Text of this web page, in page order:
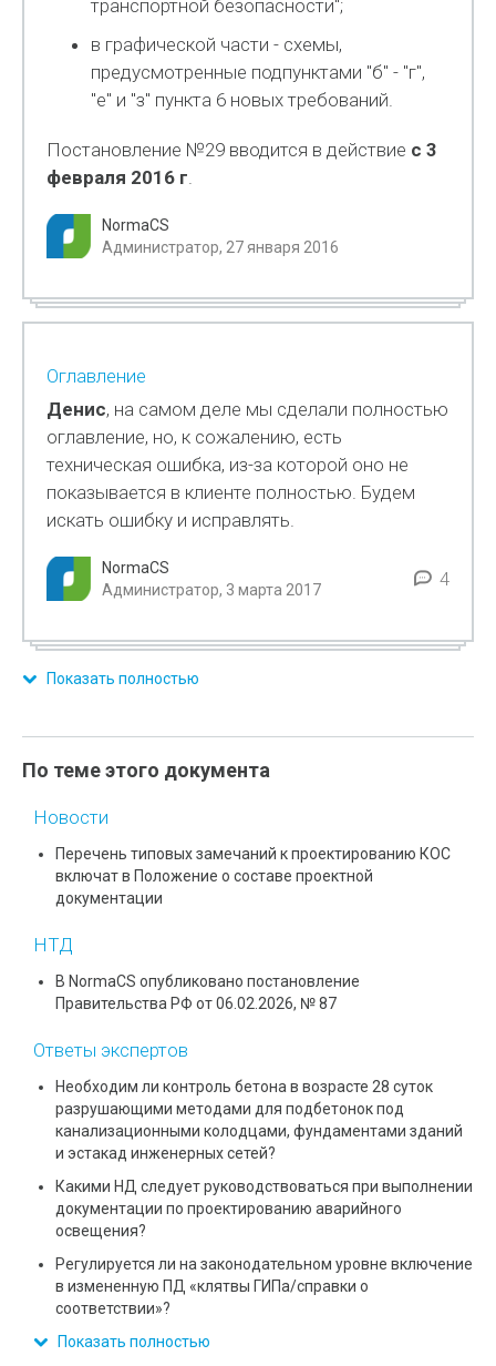
транспортной безопасности";
в графической части - схемы,
предусмотренные подпунктами "б" - "г",
"е" и "з" пункта 6 новых требований.
Постановление №29 вводится в действие с 3
февраля 2016 г.
NormaCS
Администратор, 27 января 2016
Оглавление
Денис, на самом деле мы сделали полностью
оглавление, но, к сожалению, есть
техническая ошибка, из-за которой оно не
показывается в клиенте полностью. Будем
искать ошибку и исправлять.
NormaCS
Администратор, 3 марта 2017
4
Показать полностью
По теме этого документа
Новости
Перечень типовых замечаний к проектированию КОС
включат в Положение о составе проектной
документации
НТД
В NormaCS опубликовано постановление
Правительства РФ от 06.02.2026, № 87
Ответы экспертов
Необходим ли контроль бетона в возрасте 28 суток
разрушающими методами для подбетонок под
канализационными колодцами, фундаментами зданий
и эстакад инженерных сетей?
Какими НД следует руководствоваться при выполнении
документации по проектированию аварийного
освещения?
Регулируется ли на законодательном уровне включение
в измененную ПД «клятвы ГИПа/справки о
соответствии»?
Показать полностью